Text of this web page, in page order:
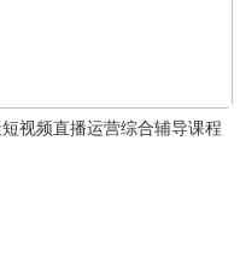
视频直播运营综合辅导课程